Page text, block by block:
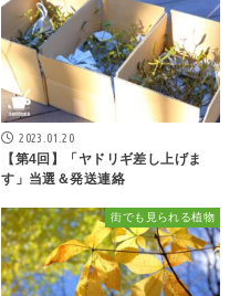
2023.01.20
【第4回】「ヤドリギ差し上げま
す」当選＆発送連絡
街でも見られる植物